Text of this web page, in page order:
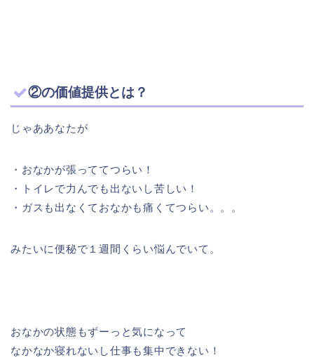
②の価値提供とは？
じゃああなたが
・おなかが張っててつらい！
・トイレで力んでも出ないし苦しい！
・ガスも出なくておなかも痛くてつらい。。。
みたいに便秘で１週間くらい悩んでいて。
おなかの状態もずーっと気になって
なかなか寝れないし仕事も集中できない！